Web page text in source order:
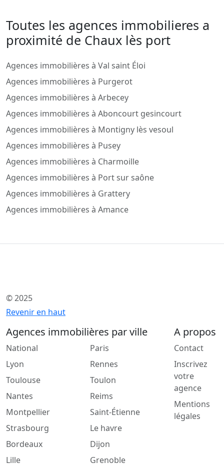
Toutes les agences immobilieres a
proximité de Chaux lès port
Agences immobilières à Val saint Éloi
Agences immobilières à Purgerot
Agences immobilières à Arbecey
Agences immobilières à Aboncourt gesincourt
Agences immobilières à Montigny lès vesoul
Agences immobilières à Pusey
Agences immobilières à Charmoille
Agences immobilières à Port sur saône
Agences immobilières à Grattery
Agences immobilières à Amance
© 2025
Revenir en haut
Agences immobilières par ville
National
Lyon
Toulouse
Nantes
Montpellier
Strasbourg
Bordeaux
Lille
Paris
Rennes
Toulon
Reims
Saint-Étienne
Le havre
Dijon
Grenoble
A propos
Contact
Inscrivez
votre
agence
Mentions
légales